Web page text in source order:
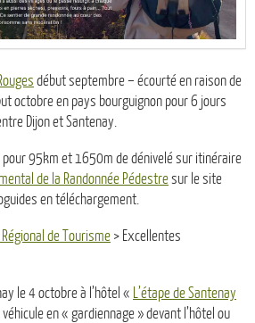
début septembre – écourté en raison de
octobre en pays bourguignon pour 6 jours
Dijon et Santenay.
95km et 1650m de dénivelé sur itinéraire
de la Randonnée Pédestresur le site
en téléchargement.
de Tourisme > Excellentes
le 4 octobre à l’hôtel « L’étape de Santenay
en « gardiennage » devant l’hôtel ou